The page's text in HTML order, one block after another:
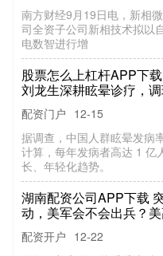
南方财经9月19日电，新相
司全资子公司新相技术拟以
电数智进行增
股票怎么上杠杆APP下载
刘龙生深耕眩晕诊疗，
配资门户 12-15
据调查，中国人群眩晕发病
计算，每年发病者高达 1 亿
长、年轻化趋势。
湖南配资公司APP下载
动，美军会不会出兵？
配资开户 12-22